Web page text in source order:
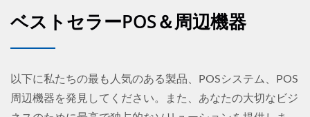
ベストセラーPOS＆周辺機器
以下に私たちの最も人気のある製品、POSシステム、POS
周辺機器を発見してください。また、あなたの大切なビジ